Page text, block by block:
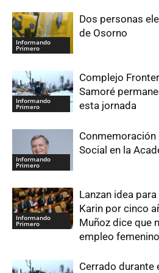
Informando
Primero
Dos personas
de Osorno
Informando
Primero
Complejo
Samoré
esta jornada
Informando
Primero
Conmemoración
Social en la
Informando
Primero
Lanzan idea
Karin por cinco
Muñoz dice que
empleo femenino
Cerrado durante